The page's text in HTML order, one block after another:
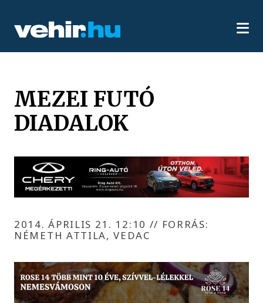
MEZEI FUTÓ
DIADALOK
2014. ÁPRILIS 21. 12:10 // FORRÁS:
NÉMETH ATTILA, VEDAC